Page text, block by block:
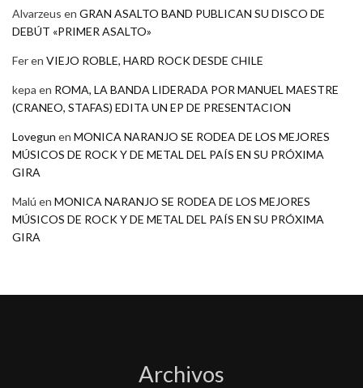
Alvarzeus en GRAN ASALTO BAND PUBLICAN SU DISCO DE
DEBÚT «PRIMER ASALTO»
Feren VIEJO ROBLE, HARD ROCK DESDE CHILE
kepa en ROMA, LA BANDA LIDERADA POR MANUEL MAESTRE
(CRANEO, STAFAS) EDITA UN EP DE PRESENTACION
Lovegun en MONICA NARANJO SE RODEA DE LOS MEJORES
MÚSICOS DE ROCK Y DE METAL DEL PAÍS EN SU PRÓXIMA
GIRA
Malú en MONICA NARANJO SE RODEA DE LOS MEJORES
MÚSICOS DE ROCK Y DE METAL DEL PAÍS EN SU PRÓXIMA
GIRA
Archivos